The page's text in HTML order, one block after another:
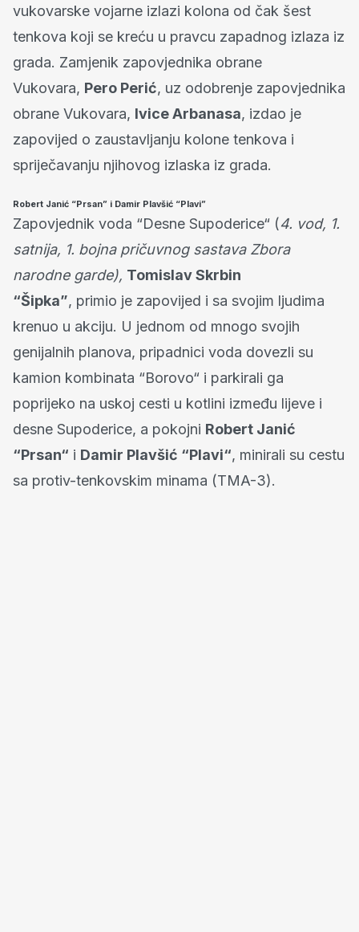
vukovarske vojarne izlazi kolona od čak šest
tenkova koji se kreću u pravcu zapadnog izlaza iz
grada. Zamjenik zapovjednika obrane
Vukovara, Pero Perić, uz odobrenje zapovjednika
obrane Vukovara, Ivice Arbanasa, izdao je
zapovijed o zaustavljanju kolone tenkova i
spriječavanju njihovog izlaska iz grada.
Robert Janić “Prsan” i Damir Plavšić “Plavi”
Zapovjednik voda “Desne Supoderice“ (4. vod, 1.
satnija, 1. bojna pričuvnog sastava Zbora
narodne garde), Tomislav Skrbin
“Šipka”, primio je zapovijed i sa svojim ljudima
krenuo u akciju. U jednom od mnogo svojih
genijalnih planova, pripadnici voda dovezli su
kamion kombinata “Borovo“ i parkirali ga
poprijeko na uskoj cesti u kotlini između lijeve i
desne Supoderice, a pokojni Robert Janić
“Prsan“ i Damir Plavšić “Plavi“, minirali su cestu
sa protiv-tenkovskim minama (TMA-3).